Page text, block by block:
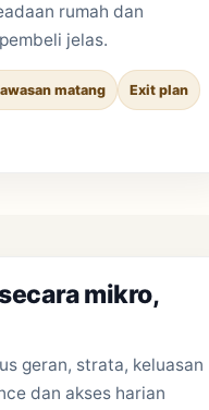
rumah dan
jelas.
matang Exit plan
mikro,
geran, strata, keluasan
dan akses harian